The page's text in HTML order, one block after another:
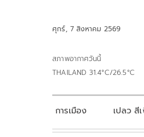
ศุกร์, 7 สิงหาคม 2569
สภาพอากาศวันนี้
THAILAND 31.4°C/26.5°C
การเมือง เปลว สี